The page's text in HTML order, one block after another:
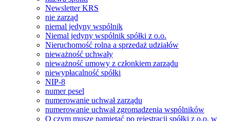
Newsletter KRS
nie zarząd
niemal jedyny wspólnik
Niemal jedyny wspólnik spółki z o.o.
Nieruchomość rolna a sprzedaż udziałów
nieważność uchwały
nieważność umowy z członkiem zarządu
niewypłacalność spółki
NIP-8
numer pesel
numerowanie uchwał zarządu
numerowanie uchwał zgromadzenia wspólników
O czym muszę pamiętać po rejestracji spółki z o.o. w